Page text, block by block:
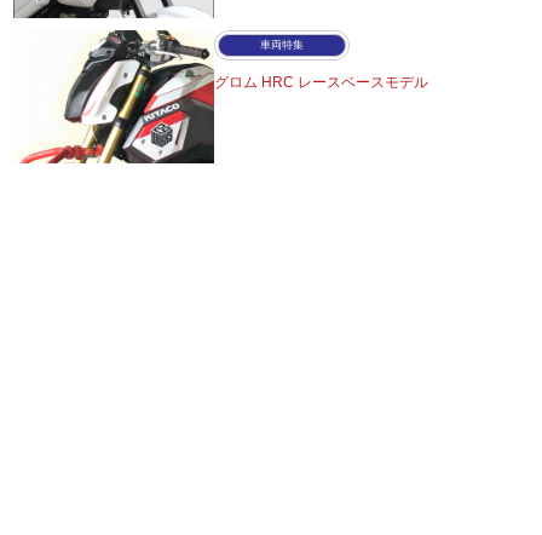
車両特集
グロム HRC レースベースモデル